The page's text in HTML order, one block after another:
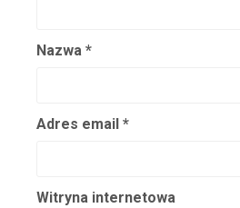
Bełkowska Halina
Benita Ina
Nazwa *
Adres email *
Witryna internetowa